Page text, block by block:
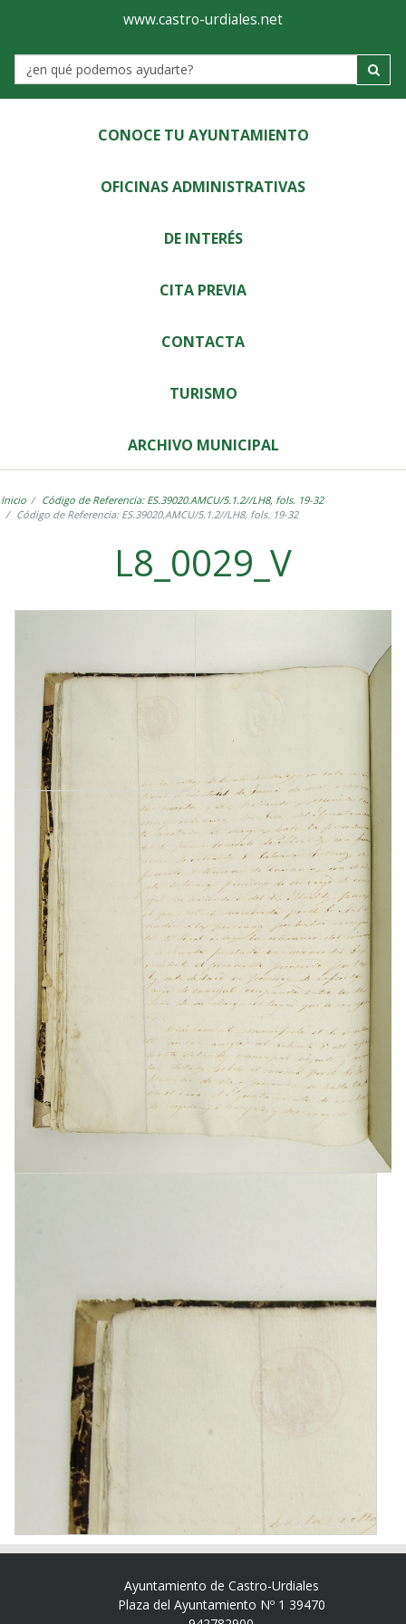
Ayuntamiento
de
Castro-
Urdiales
www.castro-urdiales.net
Label
CONOCE TU AYUNTAMIENTO
OFICINAS ADMINISTRATIVAS
DE INTERÉS
CITA PREVIA
CONTACTA
TURISMO
ARCHIVO MUNICIPAL
Inicio
Código de Referencia: ES.39020.AMCU/5.1.2//LH8, fols. 19-32
Código de Referencia: ES.39020.AMCU/5.1.2//LH8, fols. 19-32
L8_0029_V
Ayuntamiento de Castro-Urdiales
Plaza del Ayuntamiento Nº 1 39470